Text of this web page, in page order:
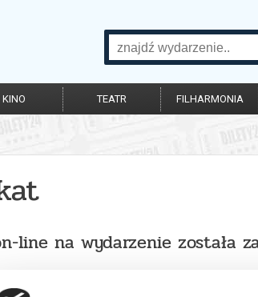
KINO TEATR FILHARMONIA
line na wydarzenie została